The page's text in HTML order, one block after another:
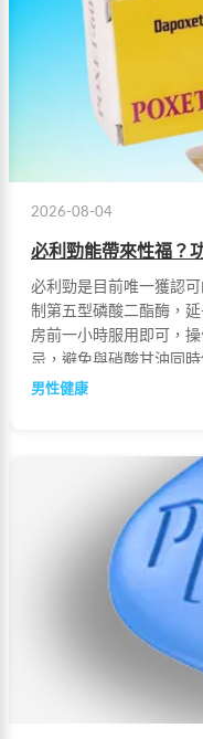
2026-08-04
必利勁能帶來性福？
必利勁是目前唯一獲認
制第五型磷酸二酯酶，
房前一小時服用即可，
忌，避免與硝酸甘油同
者效果可能有限。建議
男性健康